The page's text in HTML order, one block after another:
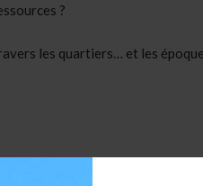
?
les quartiers… et les